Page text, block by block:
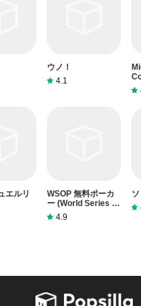
ウノ！
4.1
エルリ
WSOP 無料ポーカ
ー (World Series of
Poker)
4.9